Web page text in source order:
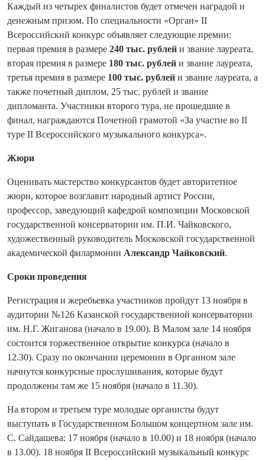
Каждый из четырех финалистов будет отмечен наградой и
денежным призом. По специальности «Орган» II
Всероссийский конкурс объявляет следующие премии:
первая премия в размере 240 тыс. рублей и звание лауреата,
вторая премия в размере 180 тыс. рублей и звание лауреата,
третья премия в размере 100 тыс. рублей и звание лауреата, а
также почетный диплом, 25 тыс. рублей и звание
дипломанта. Участники второго тура, не прошедшие в
финал, награждаются Почетной грамотой «За участие во II
туре II Всероссийского музыкального конкурса».
Жюри
Оценивать мастерство конкурсантов будет авторитетное
жюри, которое возглавит народный артист России,
профессор, заведующий кафедрой композиции Московской
государственной консерватории им. П.И. Чайковского,
художественный руководитель Московской государственной
академической филармонии Александр Чайковский.
Сроки проведения
Регистрация и жеребьевка участников пройдут 13 ноября в
аудитории №126 Казанской государственной консерватории
им. Н.Г. Жиганова (начало в 19.00). В Малом зале 14 ноября
состоится торжественное открытие конкурса (начало в
12.30). Сразу по окончании церемонии в Органном зале
начнутся конкурсные прослушивания, которые будут
продолжены там же 15 ноября (начало в 11.30).
На втором и третьем туре молодые органисты будут
выступать в Государственном Большом концертном зале им.
С. Сайдашева: 17 ноября (начало в 10.00) и 18 ноября (начало
в 13.00). 18 ноября II Всероссийский музыкальный конкурс